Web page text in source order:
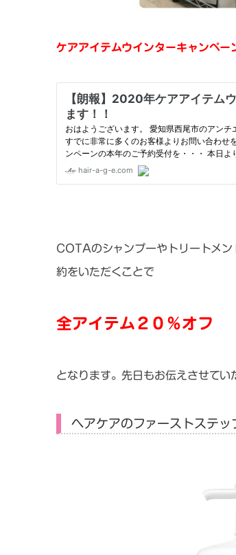
ケアアイテムウインターキャンペー
COTAのシャンプーやトリートメ
約をいただくことで
全アイテム２０％オフ
となります。先日もお伝えさせてい
ヘアケアのファーストステッ